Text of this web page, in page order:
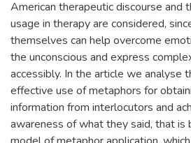
American therapeutic discourse and
usage in therapy are considered,
themselves can help overcome
the unconscious and express
accessibly. In the article we analyse
effective use of metaphors for
information from interlocutors and
awareness of what they said, that is